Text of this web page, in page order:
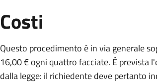
Costi
Questo procedimento è in via generale
16,00 € ogni quattro facciate. É prevista
dalla legge: il richiedente deve pertanto